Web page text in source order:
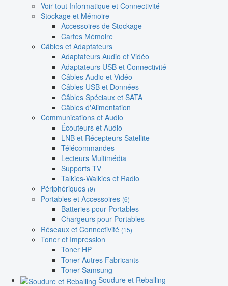
Voir tout Informatique et Connectivité
Stockage et Mémoire
Accessoires de Stockage
Cartes Mémoire
Câbles et Adaptateurs
Adaptateurs Audio et Vidéo
Adaptateurs USB et Connectivité
Câbles Audio et Vidéo
Câbles USB et Données
Câbles Spéciaux et SATA
Câbles d'Alimentation
Communications et Audio
Écouteurs et Audio
LNB et Récepteurs Satellite
Télécommandes
Lecteurs Multimédia
Supports TV
Talkies-Walkies et Radio
Périphériques (9)
Portables et Accessoires (6)
Batteries pour Portables
Chargeurs pour Portables
Réseaux et Connectivité (15)
Toner et Impression
Toner HP
Toner Autres Fabricants
Toner Samsung
Soudure et Reballing